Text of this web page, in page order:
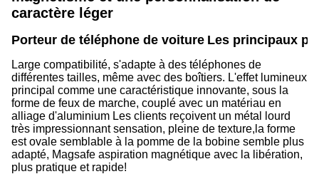
caractère léger
Porteur de téléphone de voiture Les principaux
Large compatibilité, s'adapte à des téléphones de
différentes tailles, même avec des boîtiers. L'effet lumineux
principal comme une caractéristique innovante, sous la
forme de feux de marche, couplé avec un matériau en
alliage d'aluminium Les clients reçoivent un métal lourd
très impressionnant sensation, pleine de texture,la forme
est ovale semblable à la pomme de la bobine semble plus
adapté, Magsafe aspiration magnétique avec la libération,
plus pratique et rapide!